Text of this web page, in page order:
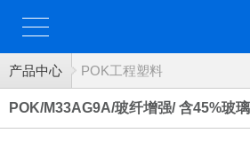
产品中心 POK工程塑料
POK/M33AG9A/玻纤增强/ 含45%玻